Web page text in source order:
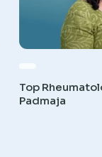
Top
Padmaja